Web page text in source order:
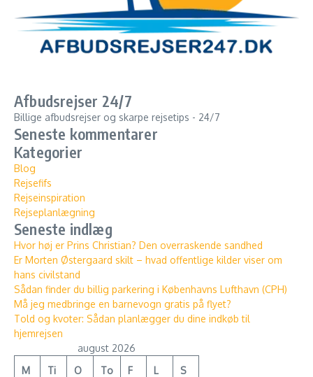
Afbudsrejser 24/7
Billige afbudsrejser og skarpe rejsetips - 24/7
Seneste kommentarer
Kategorier
Blog
Rejsefifs
Rejseinspiration
Rejseplanlægning
Seneste indlæg
Hvor høj er Prins Christian? Den overraskende sandhed
Er Morten Østergaard skilt – hvad offentlige kilder viser om
hans civilstand
Sådan finder du billig parkering i Københavns Lufthavn (CPH)
Må jeg medbringe en barnevogn gratis på flyet?
Told og kvoter: Sådan planlægger du dine indkøb til
hjemrejsen
august 2026
M
Ti O To F L S